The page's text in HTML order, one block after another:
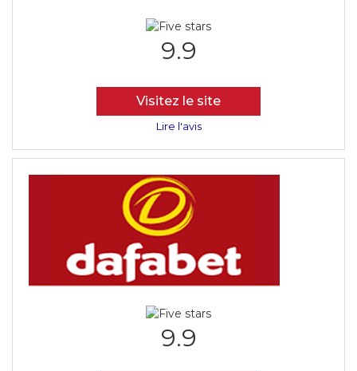
9.9
Visitez le site
Lire l'avis
9.9